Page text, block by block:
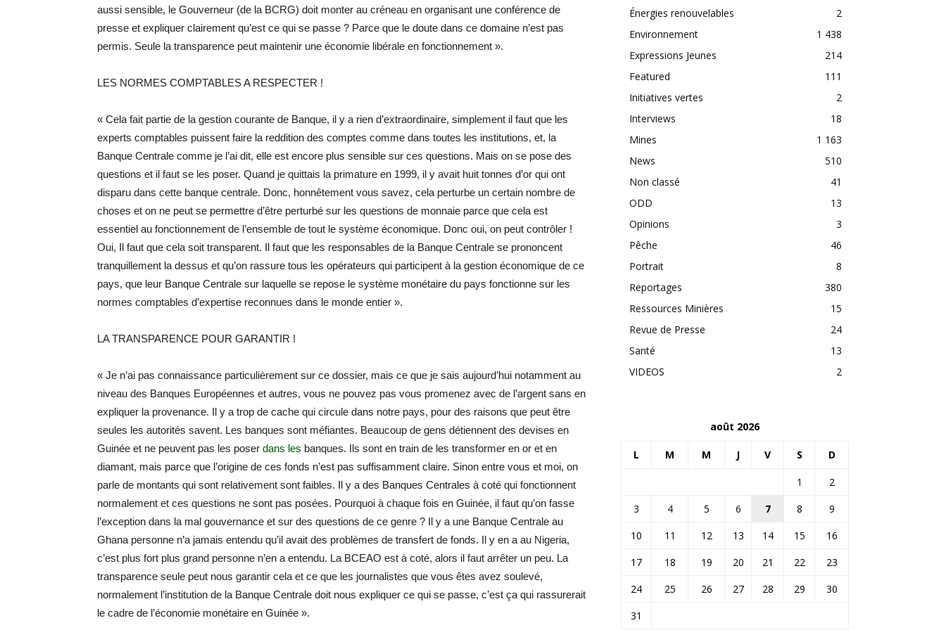
aussi sensible, le Gouverneur (de la BCRG) doit monter au créneau en organisant une conférence de
presse et expliquer clairement qu’est ce qui se passe ? Parce que le doute dans ce domaine n’est pas
permis. Seule la transparence peut maintenir une économie libérale en fonctionnement ».
LES NORMES COMPTABLES A RESPECTER !
« Cela fait partie de la gestion courante de Banque, il y a rien d’extraordinaire, simplement il faut que les
experts comptables puissent faire la reddition des comptes comme dans toutes les institutions, et, la
Banque Centrale comme je l’ai dit, elle est encore plus sensible sur ces questions. Mais on se pose des
questions et il faut se les poser. Quand je quittais la primature en 1999, il y avait huit tonnes d’or qui ont
disparu dans cette banque centrale. Donc, honnêtement vous savez, cela perturbe un certain nombre de
choses et on ne peut se permettre d’être perturbé sur les questions de monnaie parce que cela est
essentiel au fonctionnement de l’ensemble de tout le système économique. Donc oui, on peut contrôler !
Oui, Il faut que cela soit transparent. Il faut que les responsables de la Banque Centrale se prononcent
tranquillement la dessus et qu’on rassure tous les opérateurs qui participent à la gestion économique de ce
pays, que leur Banque Centrale sur laquelle se repose le système monétaire du pays fonctionne sur les
normes comptables d’expertise reconnues dans le monde entier ».
LA TRANSPARENCE POUR GARANTIR !
« Je n’ai pas connaissance particulièrement sur ce dossier, mais ce que je sais aujourd’hui notamment au
niveau des Banques Européennes et autres, vous ne pouvez pas vous promenez avec de l’argent sans en
expliquer la provenance. Il y a trop de cache qui circule dans notre pays, pour des raisons que peut être
seules les autorités savent. Les banques sont méfiantes. Beaucoup de gens détiennent des devises en
Guinée et ne peuvent pas les poser dans les banques. Ils sont en train de les transformer en or et en
diamant, mais parce que l’origine de ces fonds n’est pas suffisamment claire. Sinon entre vous et moi, on
parle de montants qui sont relativement sont faibles. Il y a des Banques Centrales à coté qui fonctionnent
normalement et ces questions ne sont pas posées. Pourquoi à chaque fois en Guinée, il faut qu’on fasse
l’exception dans la mal gouvernance et sur des questions de ce genre ? Il y a une Banque Centrale au
Ghana personne n’a jamais entendu qu’il avait des problèmes de transfert de fonds. Il y en a au Nigeria,
c’est plus fort plus grand personne n’en a entendu. La BCEAO est à coté, alors il faut arrêter un peu. La
transparence seule peut nous garantir cela et ce que les journalistes que vous êtes avez soulevé,
normalement l’institution de la Banque Centrale doit nous expliquer ce qui se passe, c’est ça qui rassurerait
le cadre de l’économie monétaire en Guinée ».
Énergies renouvelables
2
Environnement
1 438
Expressions Jeunes
214
Featured
111
Initiatives vertes
2
Interviews
18
Mines
1 163
News
510
Non classé
41
ODD
13
Opinions
3
Pêche
46
Portrait
8
Reportages
380
Ressources Minières
15
Revue de Presse
24
Santé
13
VIDEOS
2
août 2026
L M M J V S D
1
2
3
4 5 6 7 8
9
10
11 12 13 14 15
16
17
18 19 20 21 22
23
24
25 26 27 28 29
30
31